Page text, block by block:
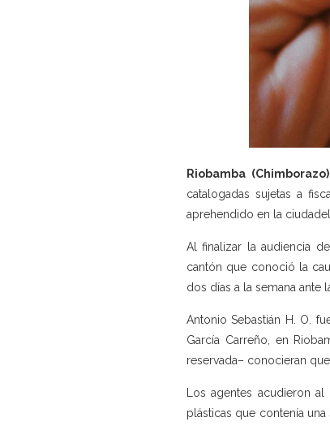
Riobamba
catalogadas sujetas a
aprehendido en la
Al finalizar la audiencia
cantón que conoció la
dos días a la semana ante
Antonio Sebastián H. O.
García Carreño, en
reservada– conocieran
Los agentes acudieron
plásticas que contenía